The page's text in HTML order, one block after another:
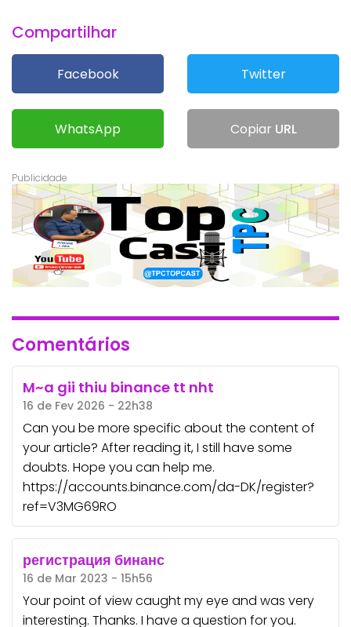
Compartilhar
Facebook Twitter
WhatsApp Copiar URL
Comentários
M~a gii thiu binance tt nht
16 de Fev 2026 - 22h38
Can you be more specific about the content of
your article? After reading it, I still have some
doubts. Hope you can help me.
https://accounts.binance.com/da-DK/register?
ref=V3MG69RO
регистрация бинанс
16 de Mar 2023 - 15h56
Your point of view caught my eye and was very
interesting. Thanks. I have a question for you.